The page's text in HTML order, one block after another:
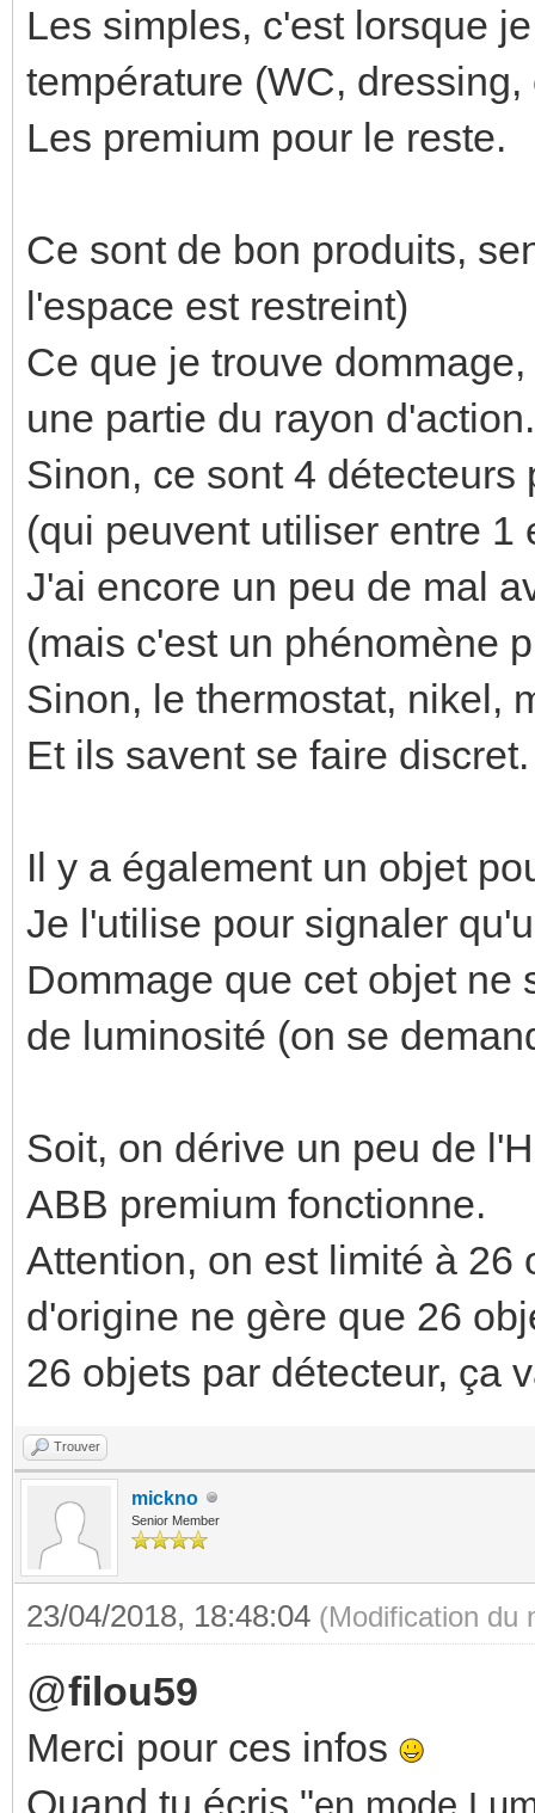
Les simples, c'est lorsque
température (WC,
Les premium pour le reste.
Ce sont de bon produits,
l'espace est restreint)
Ce que je trouve
une partie du rayon
Sinon, ce sont 4
(qui peuvent utiliser entre 1
J'ai encore un peu de mal
(mais c'est un phénomène
Sinon, le thermostat, nikel,
Et ils savent se faire discret.
Il y a également un objet
Je l'utilise pour signaler
Dommage que cet objet ne
de luminosité (on se
Soit, on dérive un peu de
ABB premium fonctionne.
Attention, on est limité à 26
d'origine ne gère que 26
26 objets par détecteur, ça
Trouver
mickno
Senior Member
23/04/2018, 18:48:04 (Modification du
@filou59
Merci pour ces infos
Quand tu écris "